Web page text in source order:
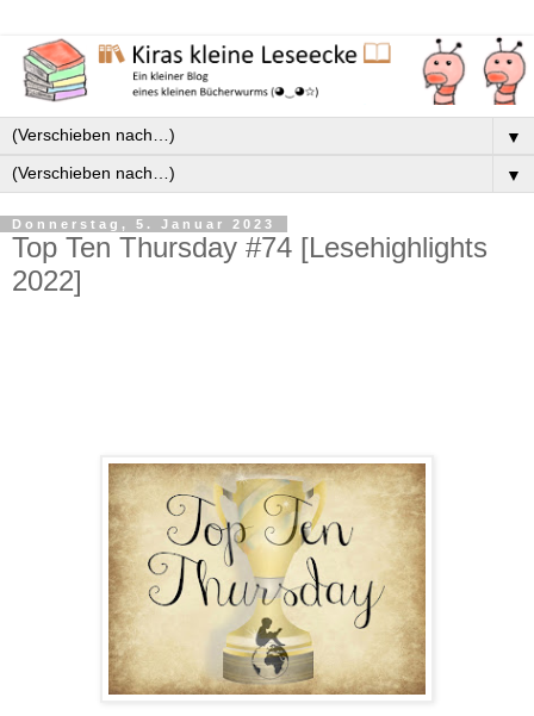
▼
▼
Donnerstag, 5. Januar 2023
Top Ten Thursday #74 [Lesehighlights
2022]